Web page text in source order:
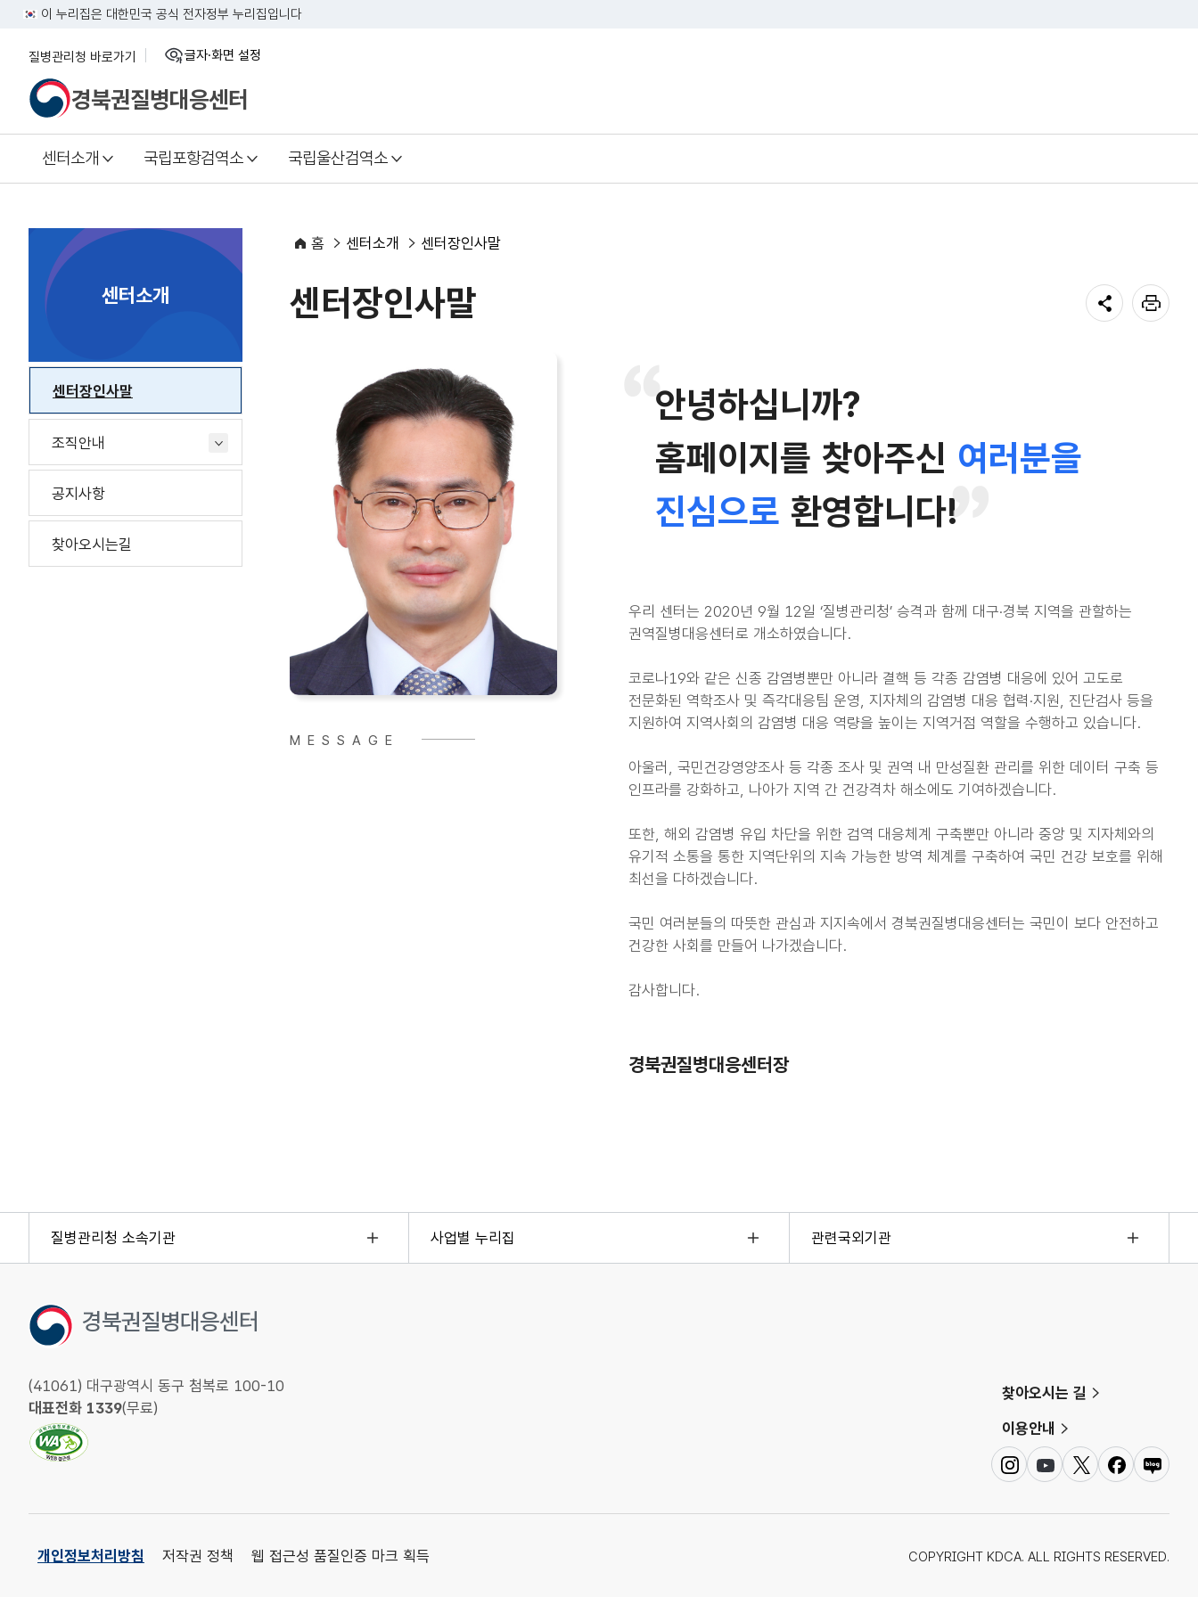
이 누리집은 대한민국 공식 전자정부 누리집입니다
질병관리청 바로가기 글자·화면 설정
경북권질병대응센터
센터소개 국립포항검역소 국립울산검역소
센터소개
센터장인사말
조직안내
공지사항
찾아오시는길
홈 센터소개 센터장인사말
센터장인사말
M E S S A G E
안녕하십니까?
홈페이지를 찾아주신 여러분을
진심으로 환영합니다!
우리 센터는 2020년 9월 12일 ‘질병관리청’ 승격과 함께 대구·경북 지역을 관할하는
권역질병대응센터로 개소하였습니다.
코로나19와 같은 신종 감염병뿐만 아니라 결핵 등 각종 감염병 대응에 있어 고도로
전문화된 역학조사 및 즉각대응팀 운영, 지자체의 감염병 대응 협력·지원, 진단검사 등을
지원하여 지역사회의 감염병 대응 역량을 높이는 지역거점 역할을 수행하고 있습니다.
아울러, 국민건강영양조사 등 각종 조사 및 권역 내 만성질환 관리를 위한 데이터 구축 등
인프라를 강화하고, 나아가 지역 간 건강격차 해소에도 기여하겠습니다.
또한, 해외 감염병 유입 차단을 위한 검역 대응체계 구축뿐만 아니라 중앙 및 지자체와의
유기적 소통을 통한 지역단위의 지속 가능한 방역 체계를 구축하여 국민 건강 보호를 위해
최선을 다하겠습니다.
국민 여러분들의 따뜻한 관심과 지지속에서 경북권질병대응센터는 국민이 보다 안전하고
건강한 사회를 만들어 나가겠습니다.
감사합니다.
경북권질병대응센터장
질병관리청 소속기관 사업별 누리집 관련국외기관
경북권질병대응센터
(41061) 대구광역시 동구 첨복로 100-10
대표전화 1339(무료)
찾아오시는 길
이용안내
인
스
램
유
튜
트
위
페
이
네
이
로
개인정보처리방침 저작권 정책 웹 접근성 품질인증 마크 획득 COPYRIGHT KDCA. ALL RIGHTS RESERVED.